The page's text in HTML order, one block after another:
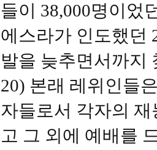
들이 38,000명이었
에스라가 인도했던
발을 늦추면서까지
20) 본래 레위인들
자들로서 각자의
고 그 외에 예배를